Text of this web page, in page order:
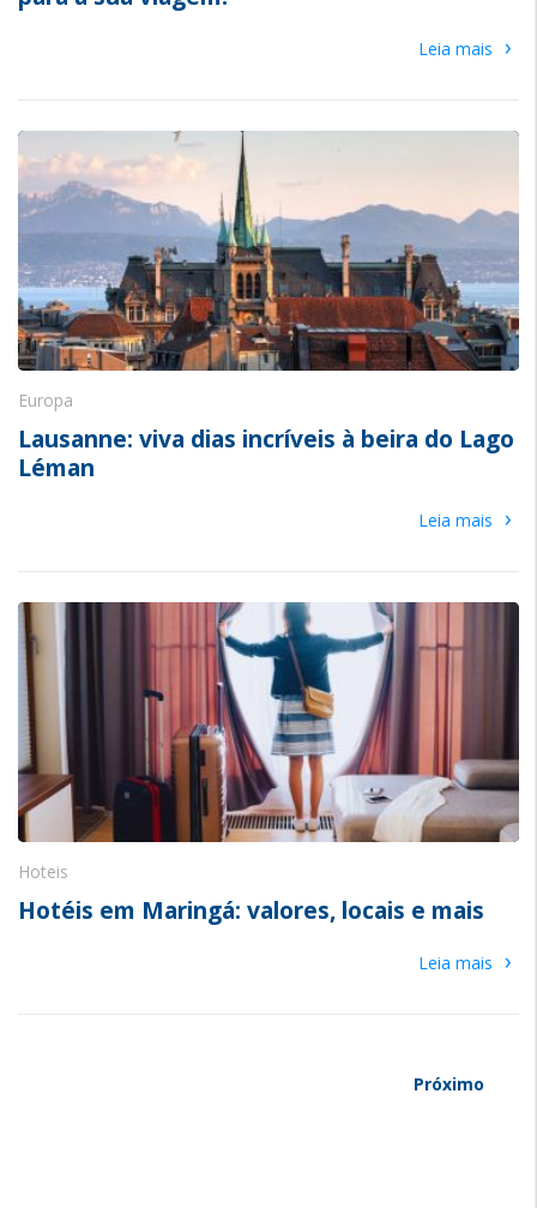
Leia mais ›
Europa
Lausanne: viva dias incríveis à beira do Lago
Léman
Leia mais ›
Hoteis
Hotéis em Maringá: valores, locais e mais
Leia mais ›
Próximo